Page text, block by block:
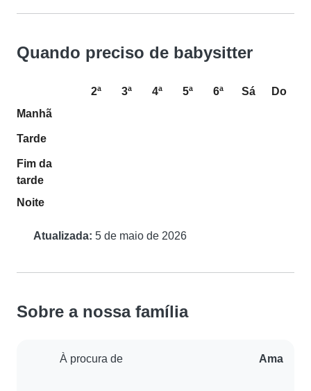
Quando preciso de babysitter
2ª 3ª 4ª 5ª 6ª Sá
Do
Manhã
Tarde
Fim da
tarde
Noite
Atualizada: 5 de maio de 2026
Sobre a nossa família
À procura de Ama